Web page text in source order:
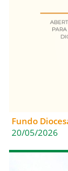
Fundo
20/05/2026